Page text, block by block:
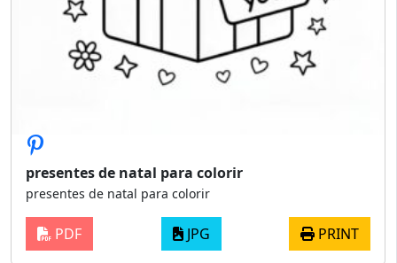
presentes de natal para colorir
presentes de natal para colorir
PDF JPG PRINT